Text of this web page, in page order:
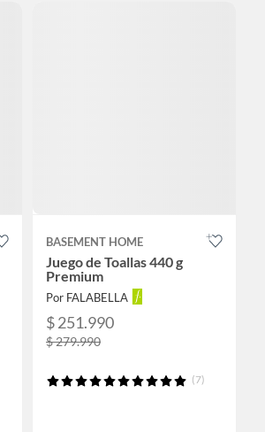
BASEMENT HOME
Juego de Toallas 440 g
Premium
Por FALABELLA
$ 251.990
$ 279.990
(7)